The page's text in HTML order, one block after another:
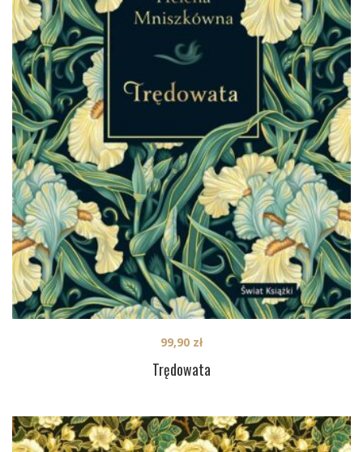
Trędowata
99,90 zł